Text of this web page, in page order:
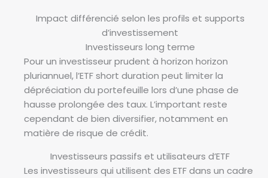
Impact différencié selon les profils et supports
d’investissement
Investisseurs long terme
Pour un investisseur prudent à horizon horizon
pluriannuel, l’ETF short duration peut limiter la
dépréciation du portefeuille lors d’une phase de
hausse prolongée des taux. L’important reste
cependant de bien diversifier, notamment en
matière de risque de crédit.
Investisseurs passifs et utilisateurs d’ETF
Les investisseurs qui utilisent des ETF dans un cadre